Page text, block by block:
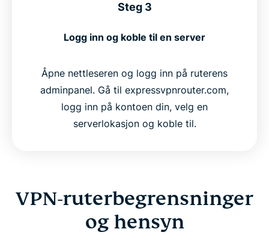
Steg 3
Logg inn og koble til en server
Åpne nettleseren og logg inn på ruterens
adminpanel. Gå til expressvpnrouter.com,
logg inn på kontoen din, velg en
serverlokasjon og koble til.
VPN-ruterbegrensninger
og hensyn